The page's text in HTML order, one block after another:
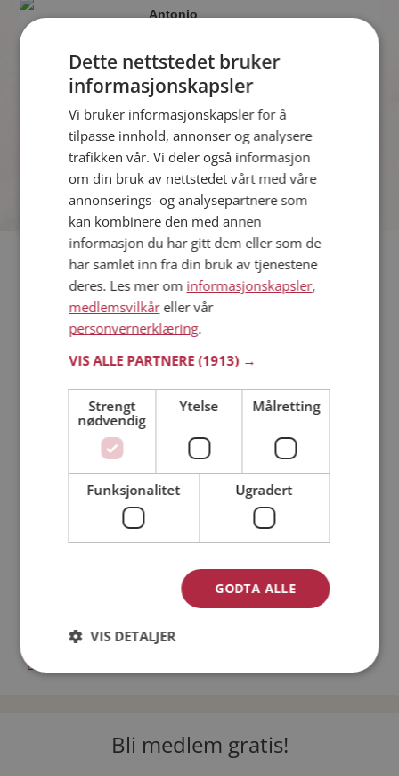
Antonio
Søker kvinne 21 - 51 år
Hvis du er medlem kan du matche din
personlighet mot Antonio eller noen av
de andre single. Kanskje passer dere
sammen som hånd i hanske?
Hvis du søker dating i Rauma har du kommet til riktig sted.
På Møteplassen kan du bli medlem og søke blant tusenvis av
datinginteresserte single i Rauma
Läs mer
Trinn 1 - Bli medlem og lag en presentasjon
Trinn 2 - Slik fungerer våre søkefunksjoner
Trinn 3 - Tips til hvordan du tar kontakt
Sikker dating
Dating på mobilen
Nettdatingtips
Date kvinner i Norge
Date menn i Norge
Bli medlem gratis!
Dette nettstedet bruker
informasjonskapsler
Vi bruker informasjonskapsler for å
tilpasse innhold, annonser og analysere
trafikken vår. Vi deler også informasjon
om din bruk av nettstedet vårt med våre
annonserings- og analysepartnere som
kan kombinere den med annen
informasjon du har gitt dem eller som de
har samlet inn fra din bruk av tjenestene
deres. Les mer om informasjonskapsler,
medlemsvilkåreller vår
personvernerklæring.
VIS ALLE PARTNERE(1913) →
Strengt
nødvendig
Ytelse Målretting
Funksjonalitet Ugradert
GODTA ALLE
VIS DETALJER